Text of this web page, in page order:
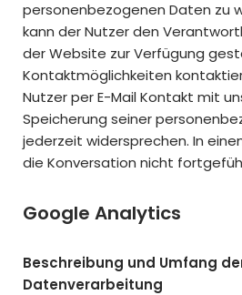
personenbezogenen Daten zu
kann der Nutzer den
der Website zur Verfügung
Kontaktmöglichkeiten
Nutzer per E-Mail Kontakt mit
Speicherung seiner
jederzeit widersprechen. In
die Konversation nicht
Google Analytics
Beschreibung und Umfang
Datenverarbeitung